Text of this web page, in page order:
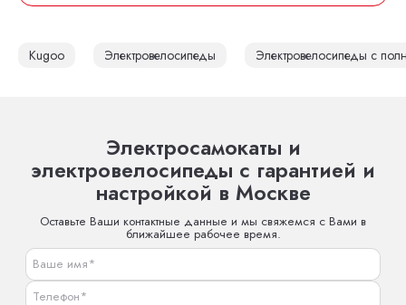
Kugoo Электровелосипеды Электровелосипеды с
Электросамокаты и
электровелосипеды с гарантией и
настройкой в Москве
Оставьте Ваши контактные данные и мы свяжемся с Вами в
ближайшее рабочее время.